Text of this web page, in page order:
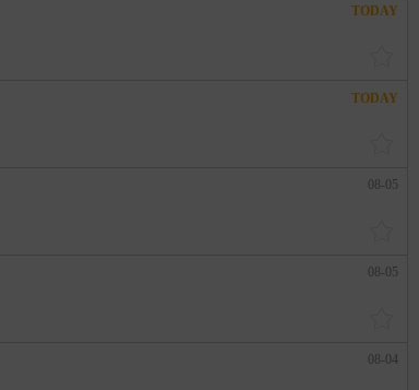
TODAY
TODAY
08-05
08-05
08-04